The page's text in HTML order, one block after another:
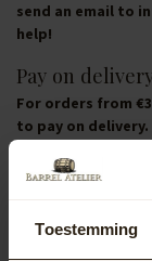
Toestemming
send an email to
help!
Pay on
For orders from
to pay on
courier.